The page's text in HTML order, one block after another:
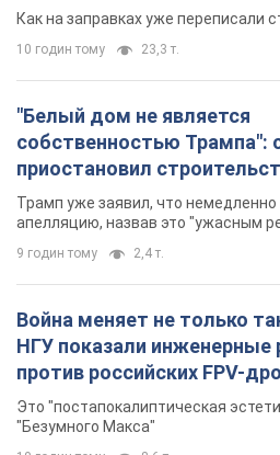
Война меняет не только
НГУ показали инженерные
"Безумного Макса"
10 годин тому 8,6 т.